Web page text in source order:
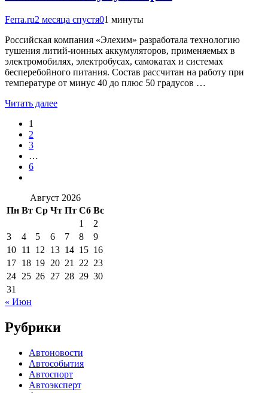
Ferra.ru2 месяца спустя01 минуты
Российская компания «Элехим» разработала технологию
тушения литий-ионных аккумуляторов, применяемых в
электромобилях, электробусах, самокатах и системах
бесперебойного питания. Состав рассчитан на работу при
температуре от минус 40 до плюс 50 градусов …
Читать далее
1
2
3
…
6
Август 2026
Пн Вт Ср Чт Пт Сб Вс
1
2
3
4 5 6 7 8
9
10 11 12 13 14 15 16
17 18 19 20 21 22 23
24 25 26 27 28 29 30
31
« Июн
Рубрики
Автоновости
Автособытия
Автоспорт
Автоэксперт